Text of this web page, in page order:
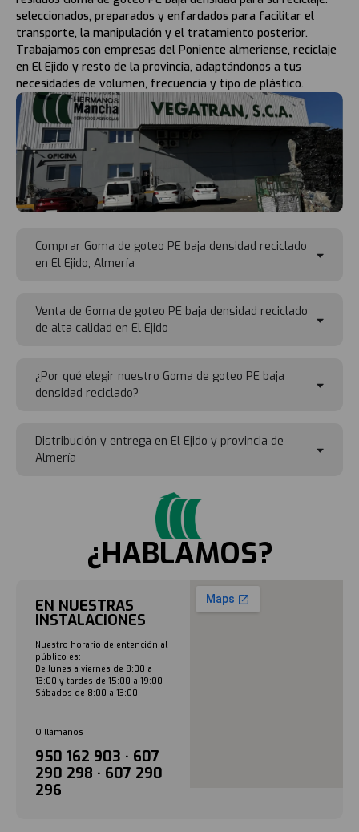
seleccionados, preparados y enfardados para facilitar el
transporte, la manipulación y el tratamiento posterior.
Trabajamos con empresas del Poniente almeriense, reciclaje
en El Ejido y resto de la provincia, adaptándonos a tus
necesidades de volumen, frecuencia y tipo de plástico.
Comprar Goma de goteo PE baja densidad reciclado
en El Ejido, Almería
Venta de Goma de goteo PE baja densidad reciclado
de alta calidad en El Ejido
¿Por qué elegir nuestro Goma de goteo PE baja
densidad reciclado?
Distribución y entrega en El Ejido y provincia de
Almería
¿HABLAMOS?
EN NUESTRAS
INSTALACIONES
Nuestro horario de entención al
público es:
De lunes a viernes de 8:00 a
13:00 y tardes de 15:00 a 19:00
Sábados de 8:00 a 13:00
O llámanos
950 162 903 · 607
290 298 · 607 290
296